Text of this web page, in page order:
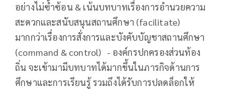
อย่างไม่ซ้ำซ้อน & เน้นบทบาทเรื่องการอำนวยความ
สะดวกและสนับสนุนสถานศึกษา (facilitate)
มากกว่าเรื่องการสั่งการและบังคับบัญชาสถานศึกษา
(command & control) - องค์กรปกครองส่วนท้อง
ถิ่น จะเข้ามามีบทบาทได้มากขึ้นในภารกิจด้านการ
ศึกษาและการเรียนรู้ รวมถึงได้รับการปลดล็อกให้